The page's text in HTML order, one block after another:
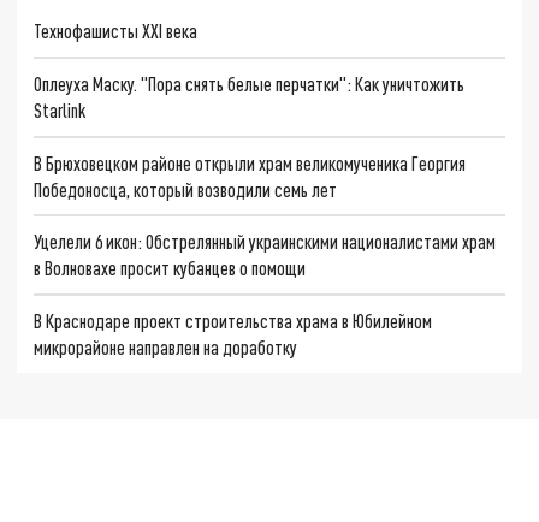
Технофашисты XXI века
Оплеуха Маску. "Пора снять белые перчатки": Как уничтожить
Starlink
В Брюховецком районе открыли храм великомученика Георгия
Победоносца, который возводили семь лет
Уцелели 6 икон: Обстрелянный украинскими националистами храм
в Волновахе просит кубанцев о помощи
В Краснодаре проект строительства храма в Юбилейном
микрорайоне направлен на доработку